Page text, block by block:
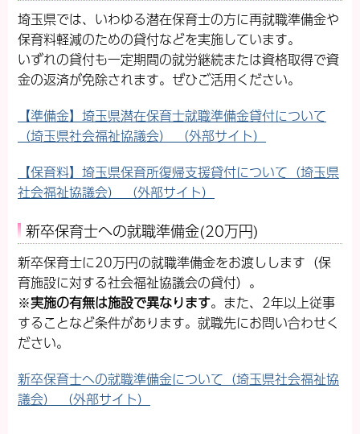
埼玉県では、いわゆる潜在保育士の方に再就職準備金や
保育料軽減のための貸付などを実施しています。
いずれの貸付も一定期間の就労継続または資格取得で資
金の返済が免除されます。ぜひご活用ください。
【準備金】埼玉県潜在保育士就職準備金貸付について
（埼玉県社会福祉協議会） （外部サイト）
【保育料】埼玉県保育所復帰支援貸付について（埼玉県
社会福祉協議会） （外部サイト）
新卒保育士への就職準備金(20万円)
新卒保育士に20万円の就職準備金をお渡しします（保
育施設に対する社会福祉協議会の貸付）。
※実施の有無は施設で異なります。また、2年以上従事
することなど条件があります。就職先にお問い合わせく
ださい。
新卒保育士への就職準備金について（埼玉県社会福祉協
議会） （外部サイト）